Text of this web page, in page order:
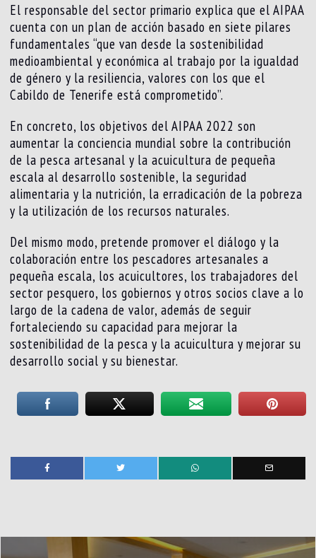
El responsable del sector primario explica que el AIPAA
cuenta con un plan de acción basado en siete pilares
fundamentales “que van desde la sostenibilidad
medioambiental y económica al trabajo por la igualdad
de género y la resiliencia, valores con los que el
Cabildo de Tenerife está comprometido”.
En concreto, los objetivos del AIPAA 2022 son
aumentar la conciencia mundial sobre la contribución
de la pesca artesanal y la acuicultura de pequeña
escala al desarrollo sostenible, la seguridad
alimentaria y la nutrición, la erradicación de la pobreza
y la utilización de los recursos naturales.
Del mismo modo, pretende promover el diálogo y la
colaboración entre los pescadores artesanales a
pequeña escala, los acuicultores, los trabajadores del
sector pesquero, los gobiernos y otros socios clave a lo
largo de la cadena de valor, además de seguir
fortaleciendo su capacidad para mejorar la
sostenibilidad de la pesca y la acuicultura y mejorar su
desarrollo social y su bienestar.